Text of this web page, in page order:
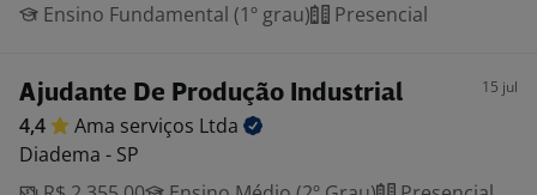
Ensino Fundamental (1º grau)
Presencial
Ajudante De Produção Industrial 15 jul
4,4 Ama serviços Ltda
Diadema - SP